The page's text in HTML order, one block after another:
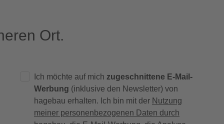
Ort.
Ich möchte auf mich zugeschnittene E-Mail-
Werbung (inklusive den Newsletter) von
hagebau erhalten. Ich bin mit der Nutzung
meiner personenbezogenen Daten durch